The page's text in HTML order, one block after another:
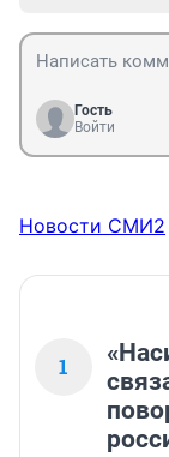
Гость
Войти
Новости СМИ2
1